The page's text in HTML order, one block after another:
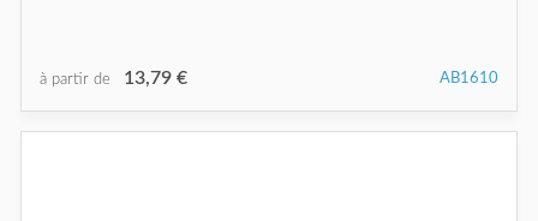
à partir de 13,79 € AB1610